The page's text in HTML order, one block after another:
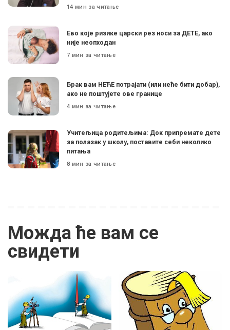
14 мин за читање
Ево које ризике царски рез носи за ДЕТЕ, ако
није неопходан
7 мин за читање
Брак вам НЕЋЕ потрајати (или неће бити добар),
ако не поштујете ове границе
4 мин за читање
Учитељица родитељима: Док припремате дете
за полазак у школу, поставите себи неколико
питања
8 мин за читање
Можда ће вам се
свидети